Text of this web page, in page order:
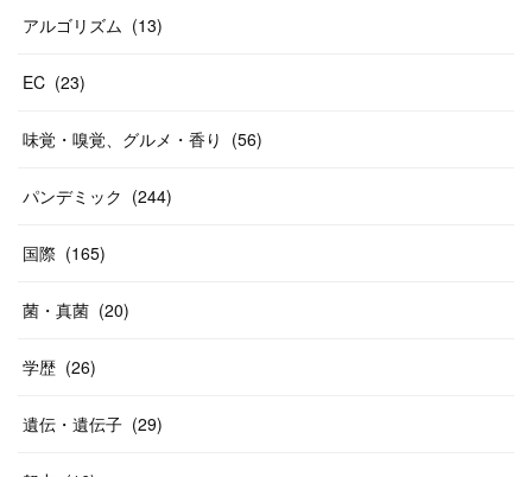
アルゴリズム (13)
EC (23)
味覚・嗅覚、グルメ・香り (56)
パンデミック (244)
国際 (165)
菌・真菌 (20)
学歴 (26)
遺伝・遺伝子 (29)